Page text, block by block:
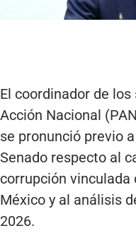
El coordinador de
Acción Nacional
se pronunció previo
Senado respecto al
corrupción vinculada
México y al análisis
2026.